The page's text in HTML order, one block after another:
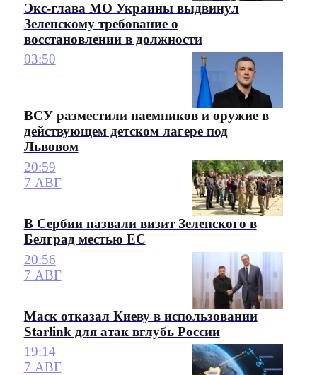
Экс-глава МО Украины выдвинул
Зеленскому требование о
восстановлении в должности
03:50
ВСУ разместили наемников и оружие в
действующем детском лагере под
Львовом
20:59
7 АВГ
В Сербии назвали визит Зеленского в
Белград местью ЕС
20:56
7 АВГ
Маск отказал Киеву в использовании
Starlink для атак вглубь России
19:14
7 АВГ